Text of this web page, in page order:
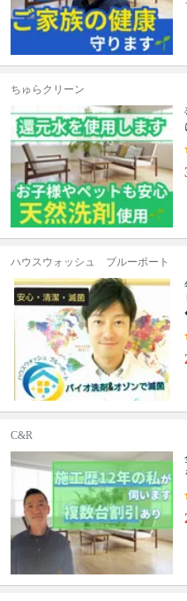
ちゅらクリーン
ハウスウォッシュ ブルーポート
C&R